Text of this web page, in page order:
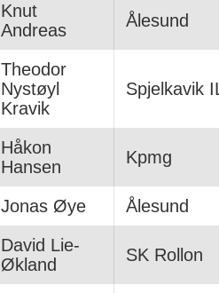
Knut
Andreas
Ålesund
Theodor
Nystøyl
Kravik
Spjelkavik
Håkon
Hansen
Kpmg
Jonas Øye Ålesund
David Lie-
Økland
SK Rollon